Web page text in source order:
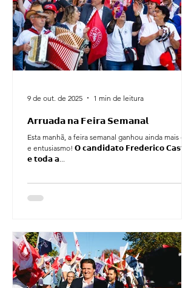
𝗔𝗿𝗿𝘂𝗮𝗱𝗮 𝗻𝗮 𝗙𝗲𝗶𝗿𝗮 𝗦𝗲𝗺𝗮𝗻𝗮𝗹
Esta manhã, a feira semanal ganhou ainda mais cor
e entusiasmo! 𝗢 𝗰𝗮𝗻𝗱𝗶𝗱𝗮𝘁𝗼 𝗙𝗿𝗲𝗱𝗲𝗿𝗶𝗰𝗼 𝗖𝗮𝘀𝘁𝗿𝗼
𝗲 𝘁𝗼𝗱𝗮 𝗮...
9 de out. de 2025 1 min de leitura